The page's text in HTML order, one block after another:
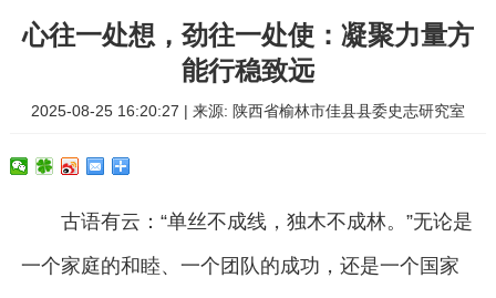
心往一处想，劲往一处使：凝聚力量方
能行稳致远
2025-08-25 16:20:27 | 来源: 陕西省榆林市佳县县委史志研究室
古语有云：“单丝不成线，独木不成林。”无论是
一个家庭的和睦、一个团队的成功，还是一个国家